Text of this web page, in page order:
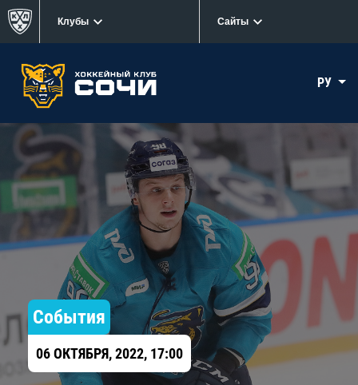
Клубы Сайты
РУ
События
06 ОКТЯБРЯ, 2022, 17:00